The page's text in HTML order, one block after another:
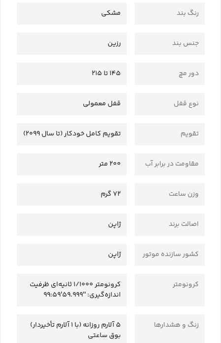
رنگ بند مشکی
جنس بند رزین
دور مچ 145 تا 215
نوع قفل قفل معمولی
تقویم تقویم کامل خودکار (تا سال 2099)
مقاومت در برابر آب 200 متر
وزن ساعت 72 گرم
اصالت برند ژاپن
کشور سازنده موتور ژاپن
کرونومتر
کرونومتر 1/1000 ثانیه‌ای ظرفیت
اندازه‌گیری: ‎99:59'59.999''‎
زنگ و هشدارها
5 آلارم روزانه (با 1 آلارم تأخیردار)
بوق ساعتی